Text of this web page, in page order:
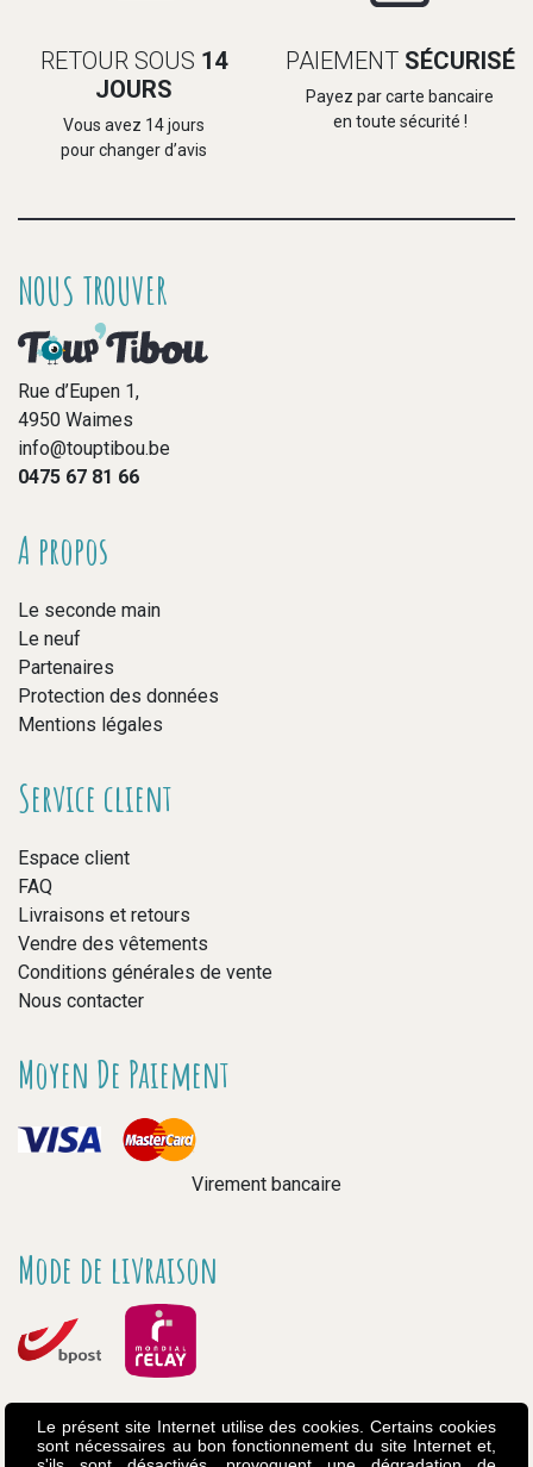
RETOUR SOUS 14
JOURS
Vous avez 14 jours
pour changer d’avis
PAIEMENT SÉCURISÉ
Payez par carte bancaire
en toute sécurité !
NOUS TROUVER
Rue d’Eupen 1,
4950 Waimes
info@touptibou.be
0475 67 81 66
A propos
Le seconde main
Le neuf
Partenaires
Protection des données
Mentions légales
Service client
Espace client
FAQ
Livraisons et retours
Vendre des vêtements
Conditions générales de vente
Nous contacter
Moyen De Paiement
Virement bancaire
Mode de livraison
Le présent site Internet utilise des cookies. Certains cookies
sont nécessaires au bon fonctionnement du site Internet et,